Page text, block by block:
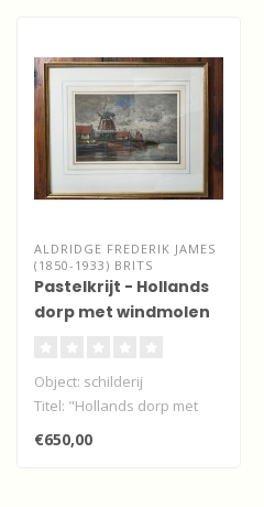
ALDRIDGE FREDERIK JAMES
(1850-1933) BRITS
Pastelkrijt - Hollands
dorp met windmolen
Object: schilderij
Titel: "Hollands dorp met
windmolen"
Techniek: pastelkrijt..
€650,00